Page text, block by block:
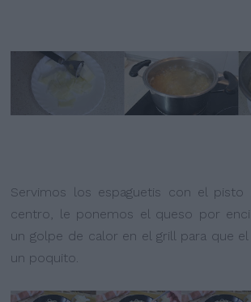
Servimos los espaguetis con el pisto
centro, le ponemos el queso por
un golpe de calor en el grill para que
un poquito.